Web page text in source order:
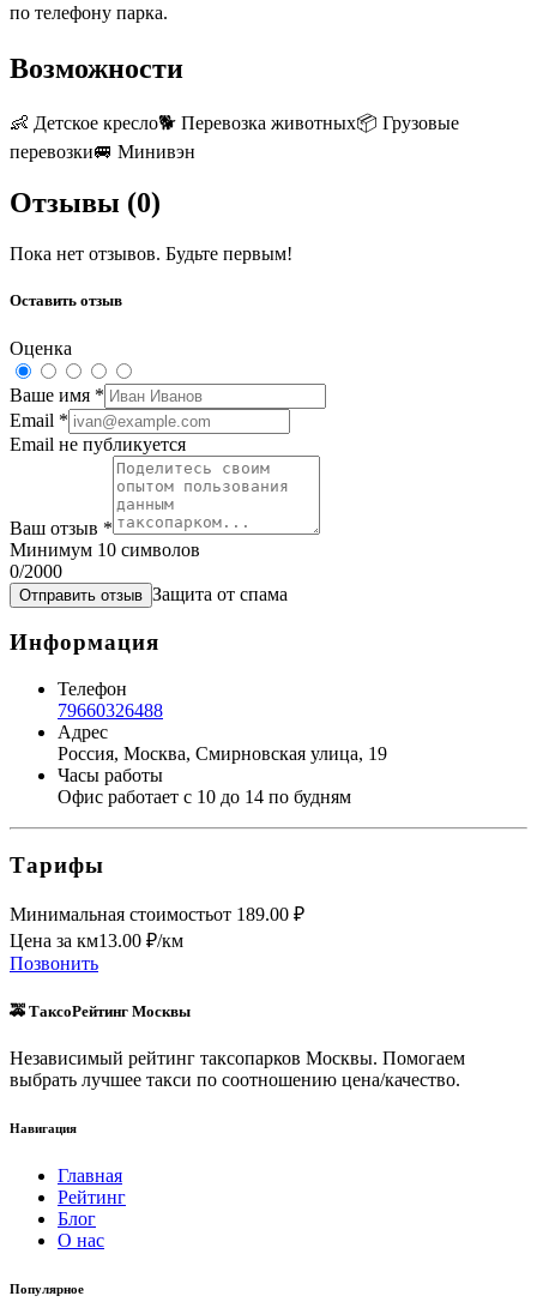
по телефону парка.
Возможности
👶 Детское кресло🐕 Перевозка животных📦 Грузовые
перевозки🚐 Минивэн
Отзывы (0)
Пока нет отзывов. Будьте первым!
Оставить отзыв
Оценка
Ваше имя *
Email *
Email не публикуется
Ваш отзыв *
Минимум 10 символов
0/2000
Отправить отзыв Защита от спама
Информация
Телефон
79660326488
Адрес
Россия, Москва, Смирновская улица, 19
Часы работы
Офис работает с 10 до 14 по будням
Тарифы
Минимальная стоимостьот 189.00 ₽
Цена за км13.00 ₽/км
Позвонить
🚕 ТаксоРейтинг Москвы
Независимый рейтинг таксопарков Москвы. Помогаем
выбрать лучшее такси по соотношению цена/качество.
Навигация
Главная
Рейтинг
Блог
О нас
Популярное